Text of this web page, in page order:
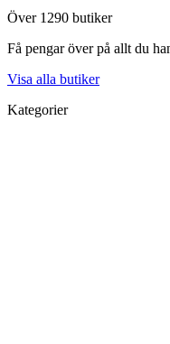
Över 1290 butiker
Få pengar över på allt du
Visa alla butiker
Kategorier